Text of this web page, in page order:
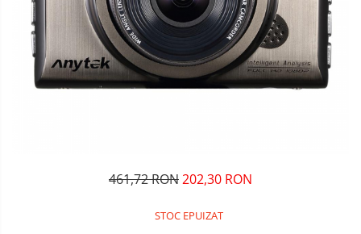
461,72 RON202,30 RON
STOC EPUIZAT